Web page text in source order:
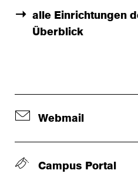
alle Einrichtungen
Überblick
Webmail
Campus Portal